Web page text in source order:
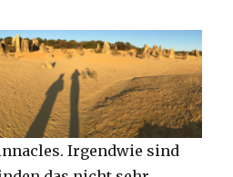
Irgendwie sind